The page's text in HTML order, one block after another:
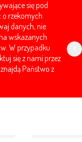
się pod
rzekomych
danych, nie
wskazanych
W przypadku
się z nami przez
Państwo z